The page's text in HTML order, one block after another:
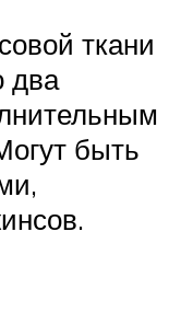
ткани
два
быть